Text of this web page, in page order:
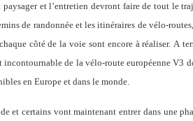
et l’entretien devront faire de tout le
de randonnée et les itinéraires de vélo-
côté de la voie sont encore à réaliser.A
de la vélo-route européenne V3
en Europe et dans le monde.
et certains vont maintenant entrer dans une